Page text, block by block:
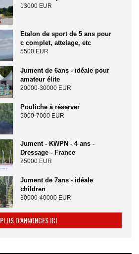
13000 EUR
Etalon de sport de 5 ans pour
c complet, attelage, etc
5500 EUR
Jument de 6ans - idéale pour
amateur élite
20000-30000 EUR
Pouliche à réserver
5000-7000 EUR
Jument - KWPN - 4 ans -
Dressage - France
25000 EUR
Jument de 7ans - idéale
children
30000-40000 EUR
PLUS D’ANNONCES ICI